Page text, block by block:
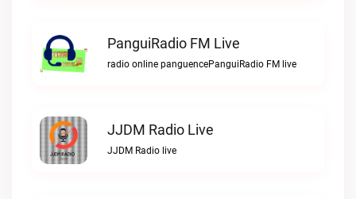
PanguiRadio FM Live
radio online panguencePanguiRadio FM live
JJDM Radio Live
JJDM Radio live